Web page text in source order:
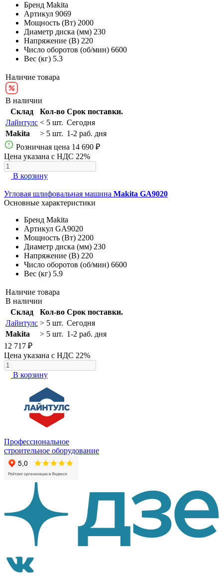
Бренд Makita
Артикул 9069
Мощность (Вт) 2000
Диаметр диска (мм) 230
Напряжение (В) 220
Число оборотов (об/мин) 6600
Вес (кг) 5.3
Наличие товара
В наличии
Склад
Кол-во Срок поставки.
Лайнтулс < 5 шт. Сегодня
Makita
> 5 шт. 1-2 раб. дня
Розничная цена 14 690 ₽
Цена указана с НДС 22%
В корзину
Угловая шлифовальная машина Makita GA9020
Основные характеристики
Бренд Makita
Артикул GA9020
Мощность (Вт) 2200
Диаметр диска (мм) 230
Напряжение (В) 220
Число оборотов (об/мин) 6600
Вес (кг) 5.9
Наличие товара
В наличии
Склад
Кол-во Срок поставки.
Лайнтулс > 5 шт. Сегодня
Makita
> 5 шт. 1-2 раб. дня
12 717 ₽
Цена указана с НДС 22%
В корзину
Профессиональное
строительное оборудование